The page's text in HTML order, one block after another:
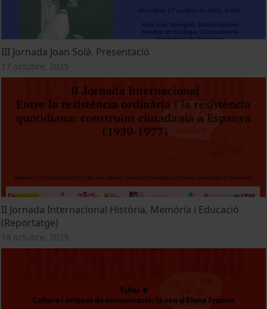
III Jornada Joan Solà. Presentació
17 octubre, 2025
II Jornada Internacional Història, Memòria i Educació
(Reportatge)
14 octubre, 2025